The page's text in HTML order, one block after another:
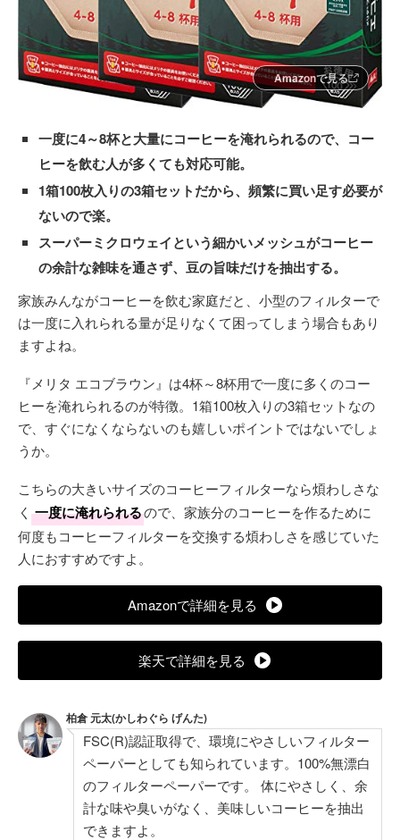
Amazonで見る
一度に4～8杯と大量にコーヒーを淹れられるので、コー
ヒーを飲む人が多くても対応可能。
1箱100枚入りの3箱セットだから、頻繁に買い足す必要が
ないので楽。
スーパーミクロウェイという細かいメッシュがコーヒー
の余計な雑味を通さず、豆の旨味だけを抽出する。
家族みんながコーヒーを飲む家庭だと、小型のフィルターで
は一度に入れられる量が足りなくて困ってしまう場合もあり
ますよね。
『メリタ エコブラウン』は4杯～8杯用で一度に多くのコー
ヒーを淹れられるのが特徴。1箱100枚入りの3箱セットなの
で、すぐになくならないのも嬉しいポイントではないでしょ
うか。
こちらの大きいサイズのコーヒーフィルターなら煩わしさな
く 一度に淹れられるので、家族分のコーヒーを作るために
何度もコーヒーフィルターを交換する煩わしさを感じていた
人におすすめですよ。
Amazonで詳細を見る
楽天で詳細を見る
柏倉 元太(かしわぐら げんた)
FSC(R)認証取得で、環境にやさしいフィルター
ペーパーとしても知られています。100%無漂白
のフィルターペーパーです。 体にやさしく、余
計な味や臭いがなく、美味しいコーヒーを抽出
できますよ。